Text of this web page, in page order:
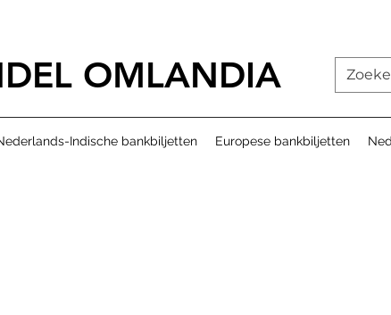
OMLANDIA
Indische bankbiljetten Europese bankbiljetten